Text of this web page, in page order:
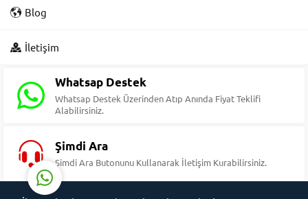
Blog
İletişim
Whatsap Destek
Whatsap Destek Üzerinden Atıp Anında Fiyat Teklifi
Alabilirsiniz.
Şimdi Ara
Şimdi Ara Butonunu Kullanarak İletişim Kurabilirsiniz.